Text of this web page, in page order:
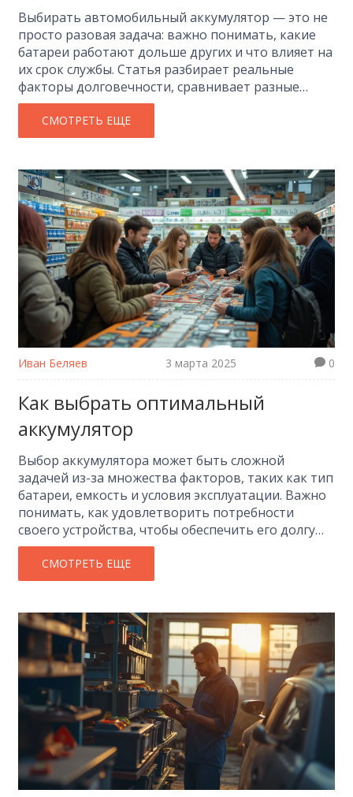
Выбирать автомобильный аккумулятор — это не
просто разовая задача: важно понимать, какие
батареи работают дольше других и что влияет на
их срок службы. Статья разбирает реальные
факторы долговечности, сравнивает разные
типы аккумуляторов и рассказывает, как
распознать качественную батарею в магазине.
Также вы найдете советы по эксплуатации,
модели. Узнаете, когда стоит покупать дорогую
батарею, а когда разумнее сэкономить.
СМОТРЕТЬ ЕЩЕ
Иван Беляев 3 марта 2025 0
Как выбрать оптимальный
аккумулятор
Выбор аккумулятора может быть сложной
задачей из-за множества факторов, таких как тип
батареи, емкость и условия эксплуатации. Важно
понимать, как удовлетворить потребности
своего устройства, чтобы обеспечить его долгую
и эффективную работу. В статье обсудим
основные моменты, которые помогут
разобраться, какой аккумулятор выбрать.
их применение. Узнаем, на что обращать
внимание при покупке, чтобы не ошибиться.
СМОТРЕТЬ ЕЩЕ